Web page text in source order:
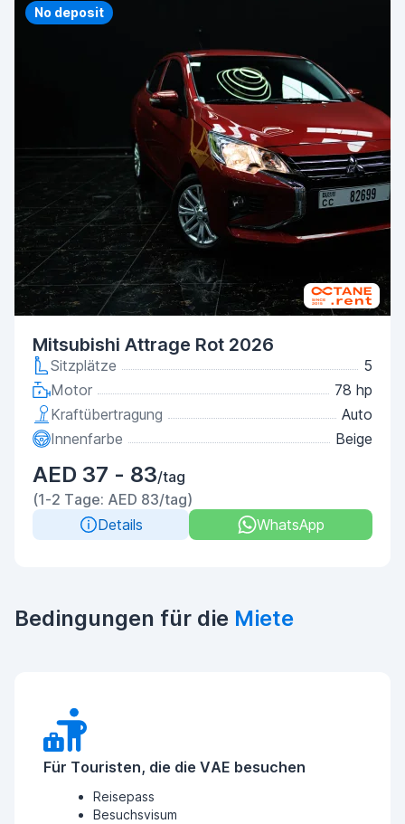
No deposit
Mitsubishi Attrage Rot 2026
Sitzplätze
5
Motor
78 hp
Kraftübertragung
Auto
Innenfarbe
Beige
AED 37 - 83/tag
(1-2 Tage: AED 83/tag)
Details
WhatsApp
Bedingungen für die Miete
Für Touristen, die die VAE besuchen
Reisepass
Besuchsvisum